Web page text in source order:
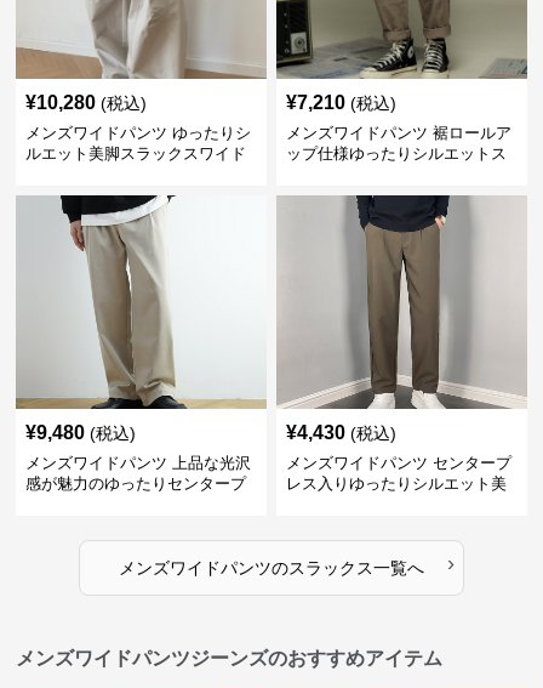
¥10,280 (税込)
メンズワイドパンツ ゆったりシ
ルエット美脚スラックスワイド
¥7,210 (税込)
メンズワイドパンツ 裾ロールア
ップ仕様ゆったりシルエットス
¥9,480 (税込)
メンズワイドパンツ 上品な光沢
感が魅力のゆったりセンタープ
¥4,430 (税込)
メンズワイドパンツ センタープ
レス入りゆったりシルエット美
メンズワイドパンツのスラックス一覧へ ›
メンズワイドパンツジーンズのおすすめアイテム